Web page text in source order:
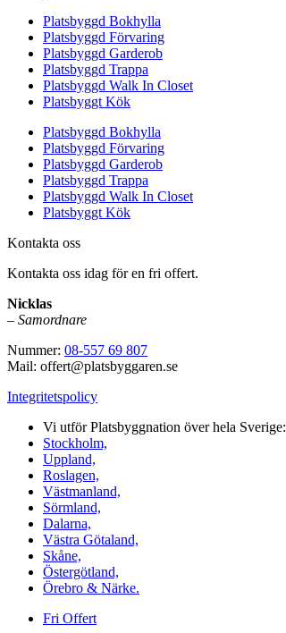
Platsbyggd Bokhylla
Platsbyggd Förvaring
Platsbyggd Garderob
Platsbyggd Trappa
Platsbyggd Walk In Closet
Platsbyggt Kök
Platsbyggd Bokhylla
Platsbyggd Förvaring
Platsbyggd Garderob
Platsbyggd Trappa
Platsbyggd Walk In Closet
Platsbyggt Kök
Kontakta oss
Kontakta oss idag för en fri offert.
Nicklas
– Samordnare
Nummer: 08-557 69 807
Mail: offert@platsbyggaren.se
Integritetspolicy
Vi utför Platsbyggnation över hela Sverige:
Stockholm,
Uppland,
Roslagen,
Västmanland,
Sörmland,
Dalarna,
Västra Götaland,
Skåne,
Östergötland,
Örebro & Närke.
Fri Offert